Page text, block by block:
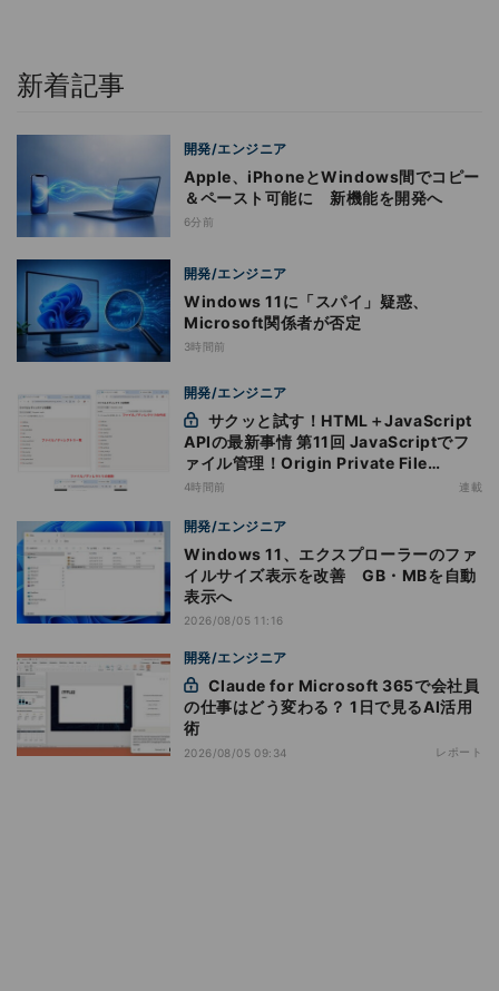
新着記事
開発/エンジニア
Apple、iPhoneとWindows間でコピー
＆ペースト可能に 新機能を開発へ
6分前
開発/エンジニア
Windows 11に「スパイ」疑惑、
Microsoft関係者が否定
3時間前
開発/エンジニア
APIの最新事情 第11回 JavaScriptでフ
ァイル管理！Origin Private File
Systemを活用する
4時間前 連載
開発/エンジニア
Windows 11、エクスプローラーのファ
イルサイズ表示を改善 GB・MBを自動
表示へ
2026/08/05 11:16
開発/エンジニア
の仕事はどう変わる？ 1日で見るAI活用
術
2026/08/05 09:34 レポート